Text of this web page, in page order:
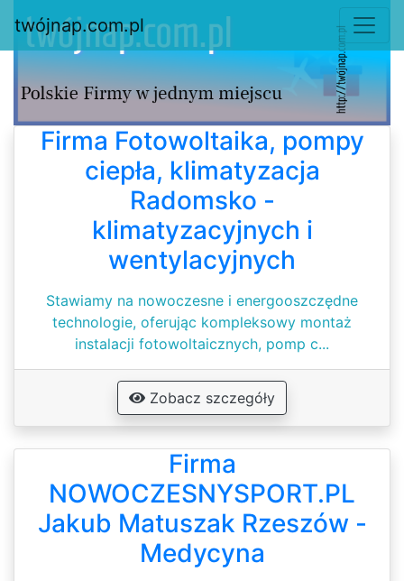
twójnap.com.pl
Firma Fotowoltaika, pompy
ciepła, klimatyzacja
Radomsko -
klimatyzacyjnych i
wentylacyjnych
Stawiamy na nowoczesne i energooszczędne
technologie, oferując kompleksowy montaż
instalacji fotowoltaicznych, pomp c...
Zobacz szczegóły
Firma
NOWOCZESNYSPORT.PL
Jakub Matuszak Rzeszów -
Medycyna